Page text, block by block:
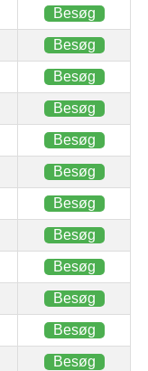
Besøg
Besøg
Besøg
Besøg
Besøg
Besøg
Besøg
Besøg
Besøg
Besøg
Besøg
Besøg